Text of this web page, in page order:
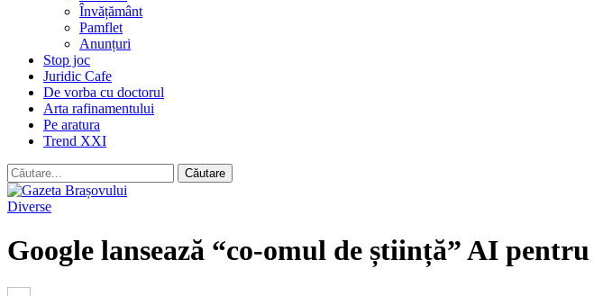
Învățământ
Pamflet
Anunțuri
Stop joc
Juridic Cafe
De vorba cu doctorul
Arta rafinamentului
Pe aratura
Trend XXI
Diverse
Google lansează “co-omul de știință” AI